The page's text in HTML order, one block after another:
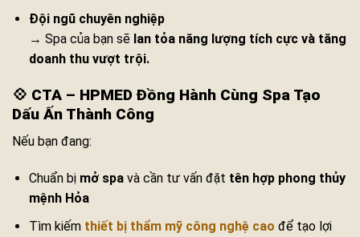
Đội ngũ chuyên nghiệp
→ Spa của bạn sẽ lan tỏa năng lượng tích cực và tăng
doanh thu vượt trội.
💠 CTA – HPMED Đồng Hành Cùng Spa Tạo
Dấu Ấn Thành Công
Nếu bạn đang:
Chuẩn bị mở spavà cần tư vấn đặt tên hợp phong thủy
mệnh Hỏa
Tìm kiếm thiết bị thẩm mỹ công nghệ cao để tạo lợi